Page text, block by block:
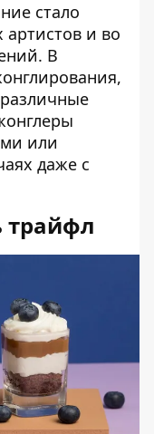
стало
и во
В
или
даже с
трайфл